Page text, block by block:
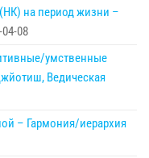
на период жизни –
08
умственные
Ведическая
– Гармония/иерархия